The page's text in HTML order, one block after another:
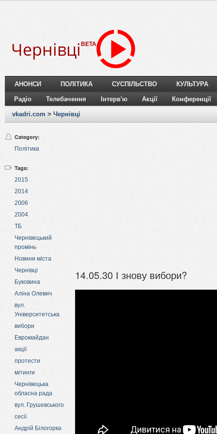
Чернівці BETA
АНОНСИ ПОЛІТИКА СУСПІЛЬСТВО КУЛЬТУРА
Радіо Телебачення Інтерв'ю Акції Конференції
vkadri.com > Чернівці
Category:
Політика
Tags:
2015
2014
2006
2004
ТБ
Чернівецький
промінь
Новини міста
Чернівці
Буковина
Аліна Олевич
вул.
Університетська
вибори
Евромайдан
акції
протести
мітинги
Чернівецька
обласна рада
вул. Грушевського
сесії
Андрій Білогорка
14.05.30 І знову вибори?